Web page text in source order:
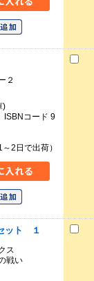
２
)
コード 9
2日で出荷）
ット １
ス
戦い